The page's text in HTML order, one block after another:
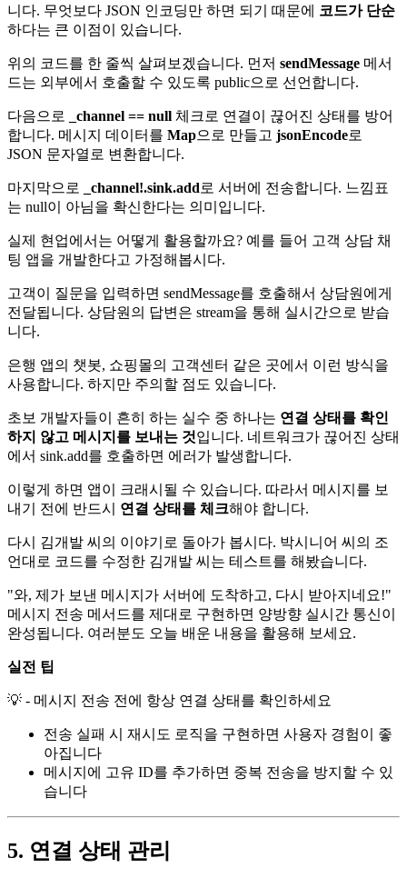
니다. 무엇보다 JSON 인코딩만 하면 되기 때문에 코드가 단순
하다는 큰 이점이 있습니다.
위의 코드를 한 줄씩 살펴보겠습니다. 먼저 sendMessage 메서
드는 외부에서 호출할 수 있도록 public으로 선언합니다.
다음으로 _channel == null 체크로 연결이 끊어진 상태를 방어
합니다. 메시지 데이터를 Map으로 만들고 jsonEncode로
JSON 문자열로 변환합니다.
마지막으로 _channel!.sink.add로 서버에 전송합니다. 느낌표
는 null이 아님을 확신한다는 의미입니다.
실제 현업에서는 어떻게 활용할까요? 예를 들어 고객 상담 채
팅 앱을 개발한다고 가정해봅시다.
고객이 질문을 입력하면 sendMessage를 호출해서 상담원에게
전달됩니다. 상담원의 답변은 stream을 통해 실시간으로 받습
니다.
은행 앱의 챗봇, 쇼핑몰의 고객센터 같은 곳에서 이런 방식을
사용합니다. 하지만 주의할 점도 있습니다.
초보 개발자들이 흔히 하는 실수 중 하나는 연결 상태를 확인
하지 않고 메시지를 보내는 것입니다. 네트워크가 끊어진 상태
에서 sink.add를 호출하면 에러가 발생합니다.
이렇게 하면 앱이 크래시될 수 있습니다. 따라서 메시지를 보
내기 전에 반드시 연결 상태를 체크해야 합니다.
다시 김개발 씨의 이야기로 돌아가 봅시다. 박시니어 씨의 조
언대로 코드를 수정한 김개발 씨는 테스트를 해봤습니다.
"와, 제가 보낸 메시지가 서버에 도착하고, 다시 받아지네요!"
메시지 전송 메서드를 제대로 구현하면 양방향 실시간 통신이
완성됩니다. 여러분도 오늘 배운 내용을 활용해 보세요.
실전 팁
💡 - 메시지 전송 전에 항상 연결 상태를 확인하세요
전송 실패 시 재시도 로직을 구현하면 사용자 경험이 좋
아집니다
메시지에 고유 ID를 추가하면 중복 전송을 방지할 수 있
습니다
5. 연결 상태 관리